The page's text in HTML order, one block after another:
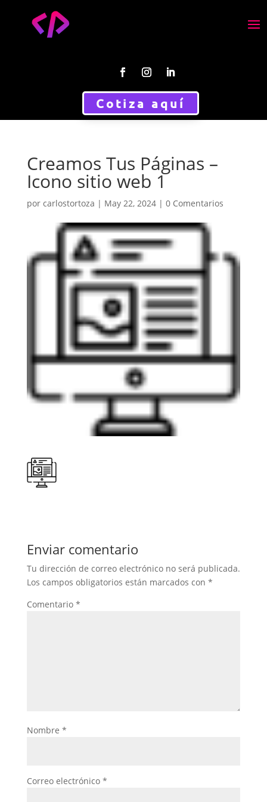
Cotiza aquí
Creamos Tus Páginas –
Icono sitio web 1
por carlostortoza | May 22, 2024| 0 Comentarios
Enviar comentario
Tu dirección de correo electrónico no será publicada.
Los campos obligatorios están marcados con *
Comentario *
Nombre *
Correo electrónico *